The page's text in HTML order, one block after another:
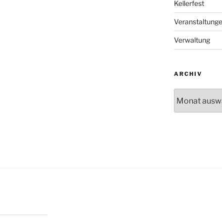
Kellerfest
Verwaltung
ARCHIV